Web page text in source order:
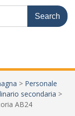
> Personale
secondaria >
AB24